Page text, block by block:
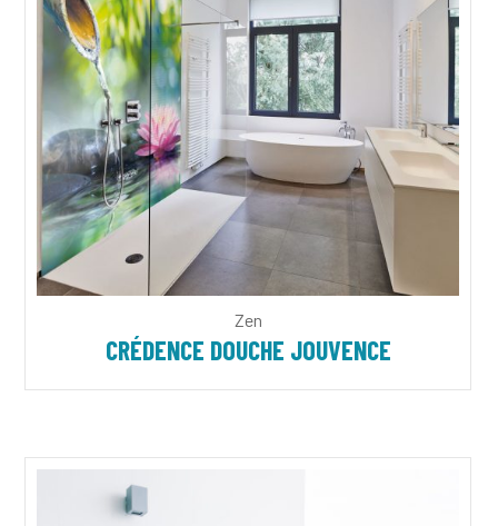
Zen
CRÉDENCE DOUCHE JOUVENCE